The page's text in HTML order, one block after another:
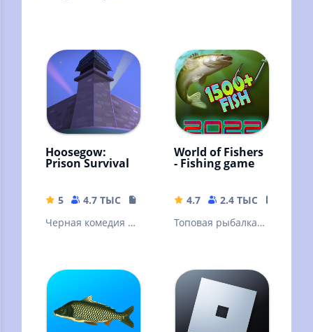
Hoosegow:
Prison Survival
5 4.7 ТЫС
122.8 MB
Черная комедия о
тюрьме.
World of Fishers
- Fishing game
4.7 2.4 ТЫС
Топовая рыбалка
RPG.1288 квестов.
Высокий онлайн